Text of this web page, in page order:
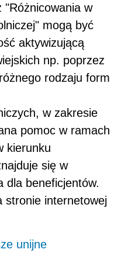
"Różnicowania w
mogą być
aktywizującą
np. poprzez
rodzaju form
w zakresie
pomoc w ramach
kierunku
się w
dla beneficjentów.
stronie internetowej
unijne